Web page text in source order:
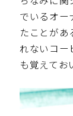
でいるオー
たことが
れないコー
も覚えてお